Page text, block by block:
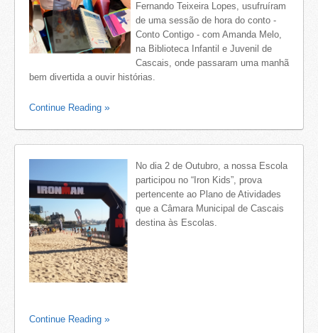
Fernando Teixeira Lopes, usufruíram
de uma sessão de hora do conto -
Conto Contigo - com Amanda Melo,
na Biblioteca Infantil e Juvenil de
Cascais, onde passaram uma manhã
bem divertida a ouvir histórias.
Continue Reading
No dia 2 de Outubro, a nossa Escola
participou no “Iron Kids”, prova
pertencente ao Plano de Atividades
que a Câmara Municipal de Cascais
destina às Escolas.
Continue Reading